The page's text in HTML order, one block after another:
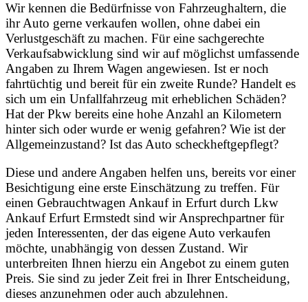
Wir kennen die Bedürfnisse von Fahrzeughaltern, die
ihr Auto gerne verkaufen wollen, ohne dabei ein
Verlustgeschäft zu machen. Für eine sachgerechte
Verkaufsabwicklung sind wir auf möglichst umfassende
Angaben zu Ihrem Wagen angewiesen. Ist er noch
fahrtüchtig und bereit für ein zweite Runde? Handelt es
sich um ein Unfallfahrzeug mit erheblichen Schäden?
Hat der Pkw bereits eine hohe Anzahl an Kilometern
hinter sich oder wurde er wenig gefahren? Wie ist der
Allgemeinzustand? Ist das Auto scheckheftgepflegt?
Diese und andere Angaben helfen uns, bereits vor einer
Besichtigung eine erste Einschätzung zu treffen. Für
einen Gebrauchtwagen Ankauf in Erfurt durch Lkw
Ankauf Erfurt Ermstedt sind wir Ansprechpartner für
jeden Interessenten, der das eigene Auto verkaufen
möchte, unabhängig von dessen Zustand. Wir
unterbreiten Ihnen hierzu ein Angebot zu einem guten
Preis. Sie sind zu jeder Zeit frei in Ihrer Entscheidung,
dieses anzunehmen oder auch abzulehnen.